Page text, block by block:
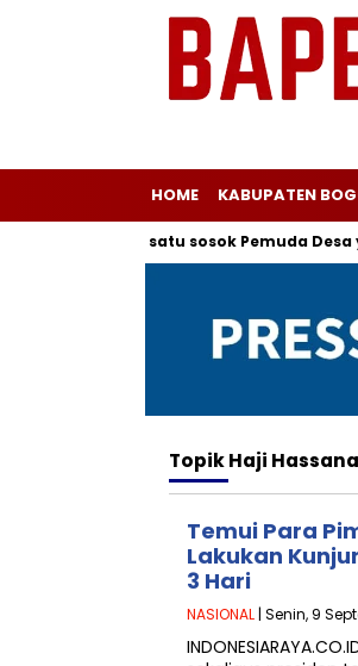
HOME KABUPATEN
salah satu sosok Pemuda Desa
TopikHaji
Temui Para
Lakukan
3 Hari
NASIONAL | Senin, 9